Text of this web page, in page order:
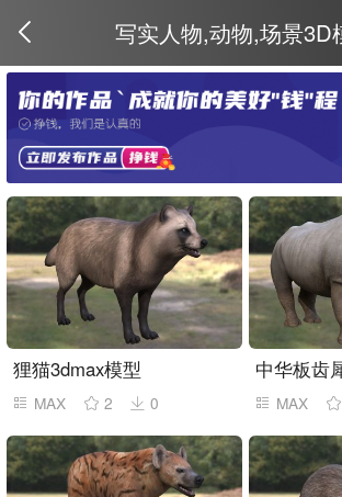
写实人物,动物,场景3D
狸猫3dmax模型
MAX 2 0
中华板齿
MAX